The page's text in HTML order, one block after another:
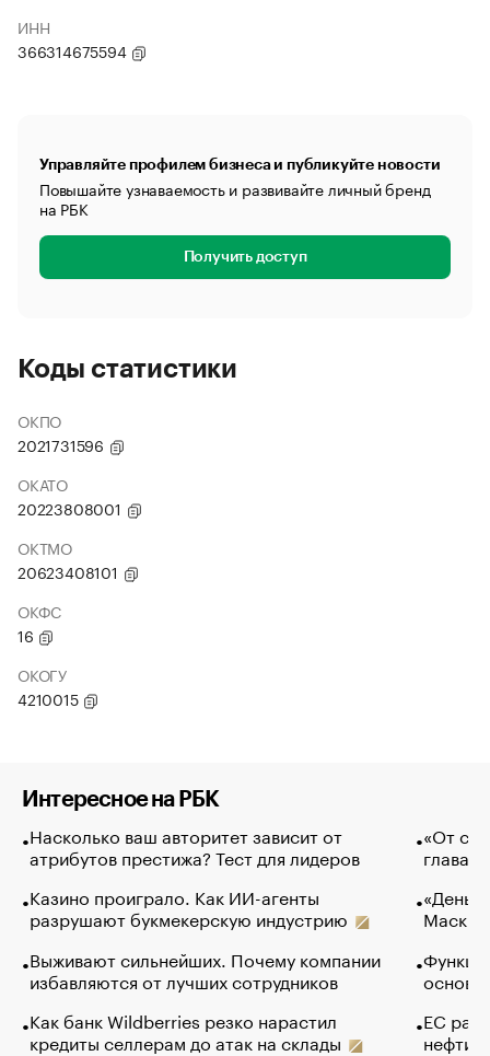
ИНН
366314675594
Управляйте профилем бизнеса и публикуйте новости
Повышайте узнаваемость и развивайте личный бренд
на РБК
Получить доступ
Коды статистики
ОКПО
2021731596
ОКАТО
20223808001
ОКТМО
20623408101
ОКФС
16
ОКОГУ
4210015
Интересное на РБК
Насколько ваш авторитет зависит от
атрибутов престижа? Тест для лидеров
Казино проиграло. Как ИИ-агенты
разрушают букмекерскую индустрию
Выживают сильнейших. Почему компании
избавляются от лучших сотрудников
Как банк Wildberries резко нарастил
кредиты селлерам до атак на склады
«От
глава
Маск в
основ
ЕС
нефти